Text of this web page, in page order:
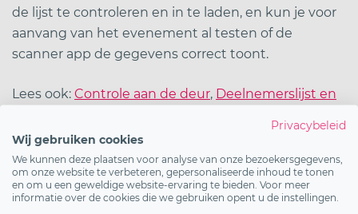
de lijst te controleren en in te laden, en kun je voor
aanvang van het evenement al testen of de
scanner app de gegevens correct toont.
Lees ook: Controle aan de deur, Deelnemerslijst en
Start vandaag
Privacybeleid
Wij gebruiken cookies
We kunnen deze plaatsen voor analyse van onze bezoekersgegevens,
om onze website te verbeteren, gepersonaliseerde inhoud te tonen
en om u een geweldige website-ervaring te bieden. Voor meer
informatie over de cookies die we gebruiken opent u de instellingen.